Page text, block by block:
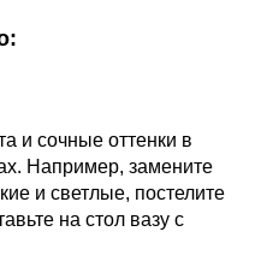
и сочные оттенки в
Например, замените
и светлые, постелите
на стол вазу с